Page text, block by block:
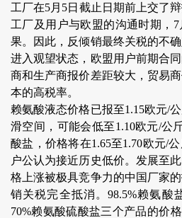
工厂在5月5日截止日期前上交了
工厂及用户与欧盟的沟通时期，
果。因此，反倾销最终关税的不
进入观望状态，欧盟用户前期合
商和生产商报价差距较大，贸易
本的高税率。
赖氨酸液态价格已报至1.15欧元/
滑空间，可能会低至1.10欧元/公
酸盐，价格将在1.65至1.70欧元/
户公认为接近历史低价。发展至
格上涨被极具竞争力的中国厂家
销关税完全抵消。98.5%赖氨酸
70%赖氨酸硫酸盐三个产品的价